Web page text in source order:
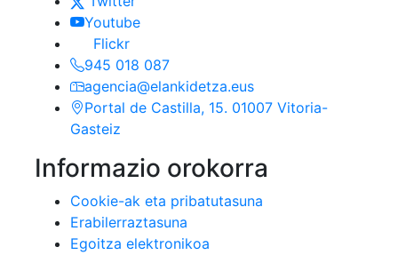
Youtube(Esteka honek leiho berri batean
Flickr
945 018 087
agencia@elankidetza.eus
Portal de Castilla, 15. 01007 Vitoria-
Gasteiz
Informazio orokorra
Cookie-ak eta pribatutasuna
Erabilerraztasuna
Egoitza elektronikoa